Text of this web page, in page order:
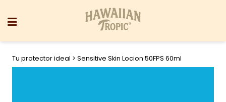
Tu protector ideal > Sensitive Skin Locion 50FPS 60ml